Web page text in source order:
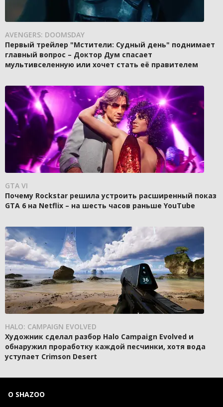
AVENGERS: DOOMSDAY
Первый трейлер "Мстители: Судный день" поднимает
главный вопрос – Доктор Дум спасает
мультивселенную или хочет стать её правителем
GTA VI
Почему Rockstar решила устроить расширенный показ
GTA 6 на Netflix – на шесть часов раньше YouTube
HALO: CAMPAIGN EVOLVED
Художник сделал разбор Halo Campaign Evolved и
обнаружил проработку каждой песчинки, хотя вода
уступает Crimson Desert
О SHAZOO